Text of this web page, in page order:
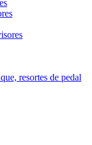
resortes de pedal